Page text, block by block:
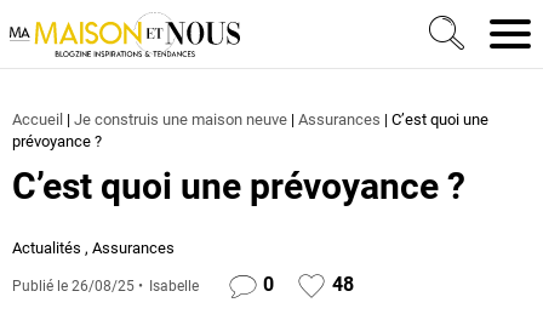
Ma Maison et Nous Construction, rénovation &
Accueil | Je construis une maison neuve | Assurances | C’est quoi une
prévoyance ?
C’est quoi une prévoyance ?
Actualités , Assurances
Publié le 26/08/25 Isabelle 0 48